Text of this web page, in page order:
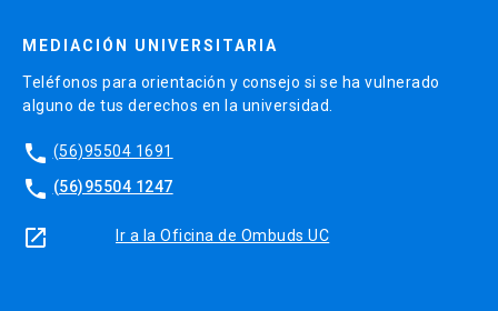
desarrollar habilidades en sus alumnos, que
una propuesta de valor integral que sea
consistente y alineada con la estrategia de la
MEDIACIÓN UNIVERSITARIA
Teléfonos para orientación y consejo si se ha vulnerado
alguno de tus derechos en la universidad.
phone (56)95504 1691
phone (56)95504 1247
launch Ir a la Oficina de Ombuds UC